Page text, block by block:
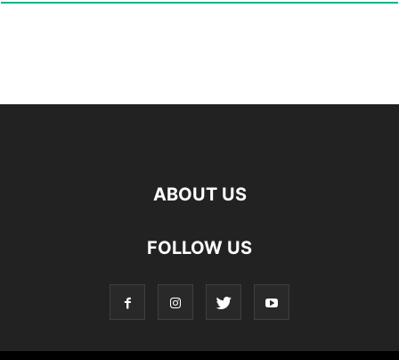
ABOUT US
FOLLOW US